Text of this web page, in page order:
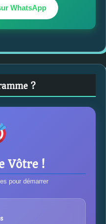
WhatsApp
?
Vôtre !
pour démarrer